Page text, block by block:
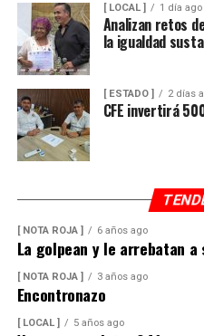
[ LOCAL ] 1 día ago
Analizan retos
la igualdad
[ ESTADO ] 2 días
CFE invertirá
[ NOTA ROJA ] 6 años ago
La golpean y le arrebatan a
[ NOTA ROJA ] 3 años ago
Encontronazo
[ LOCAL ] 5 años ago